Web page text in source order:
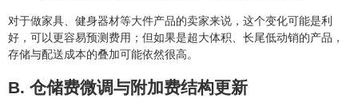
对于做家具、健身器材等大件产品的卖家来说，这个变化可能是利
好，可以更容易预测费用；但如果是超大体积、长尾低动销的产品，
存储与配送成本的叠加可能依然很高。
B. 仓储费微调与附加费结构更新